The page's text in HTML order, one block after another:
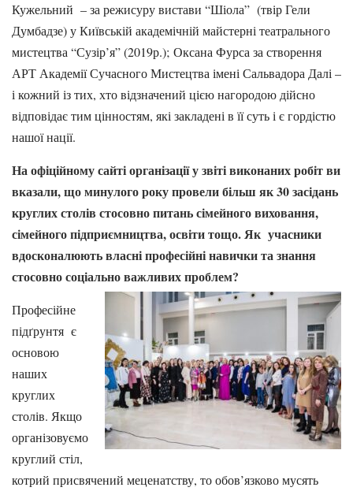
Кужельний – за режисуру вистави “Шіола” (твір Гели
Думбадзе) у Київській академічній майстерні театрального
мистецтва “Сузір’я” (2019р.); Оксана Фурса за створення
АРТ Академії Сучасного Мистецтва імені Сальвадора Далі –
і кожний із тих, хто відзначений цією нагородою дійсно
відповідає тим цінностям, які закладені в її суть і є гордістю
нашої нації.
На офіційному сайті організації у звіті виконаних робіт ви
вказали, що минулого року провели більш як 30 засідань
круглих столів стосовно питань сімейного виховання,
сімейного підприємництва, освіти тощо. Як учасники
вдосконалюють власні професійні навички та знання
стосовно соціально важливих проблем?
Професійне
підґрунтя є
основою
наших
круглих
столів. Якщо
організовуємо
круглий стіл,
котрий присвячений меценатству, то обов’язково мусять